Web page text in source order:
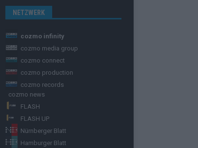
NETZWERK
cozmo infinity
cozmo media group
cozmo connect
cozmo production
cozmo records
cozmo news
FLASH
FLASH UP
Nürnberger Blatt
Hamburger Blatt